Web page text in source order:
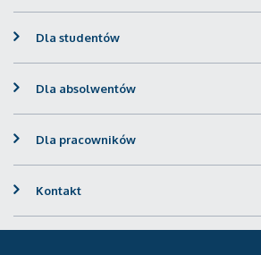
Dla studentów
Dla absolwentów
Dla pracowników
Kontakt